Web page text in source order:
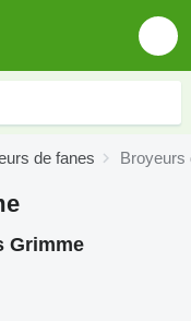
de fanes Broyeurs
Grimme